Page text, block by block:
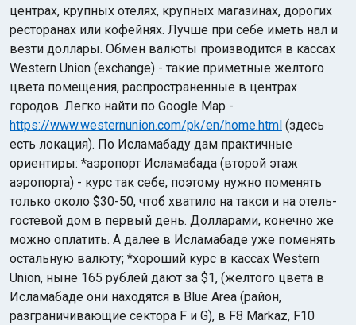
центрах, крупных отелях, крупных магазинах, дорогих
ресторанах или кофейнях. Лучше при себе иметь нал и
везти доллары. Обмен валюты производится в кассах
Western Union (exchange) - такие приметные желтого
цвета помещения, распространенные в центрах
городов. Легко найти по Google Map -
https://www.westernunion.com/pk/en/home.html (здесь
есть локация). По Исламабаду дам практичные
ориентиры: *аэропорт Исламабада (второй этаж
аэропорта) - курс так себе, поэтому нужно поменять
только около $30-50, чтоб хватило на такси и на отель-
гостевой дом в первый день. Долларами, конечно же
можно оплатить. А далее в Исламабаде уже поменять
остальную валюту; *хороший курс в кассах Western
Union, ныне 165 рублей дают за $1, (желтого цвета в
Исламабаде они находятся в Blue Area (район,
разграничивающие сектора F и G), в F8 Markaz, F10